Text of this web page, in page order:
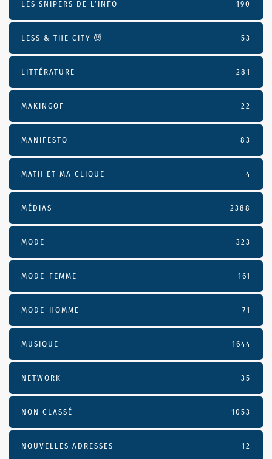
LES SNIPERS DE L’INFO 190
LESS & THE CITY 😈 53
LITTÉRATURE 281
MAKINGOF 22
MANIFESTO 83
MATH ET MA CLIQUE 4
MÉDIAS 2388
MODE 323
MODE-FEMME 161
MODE-HOMME 71
MUSIQUE 1644
NETWORK 35
NON CLASSÉ 1053
NOUVELLES ADRESSES 12